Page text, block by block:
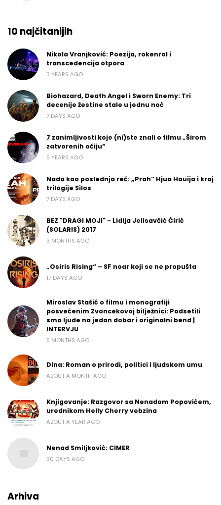
10 najčitanijih
Nikola Vranjković: Poezija, rokenrol i
transcedencija otpora
3 YEARS AGO
Biohazard, Death Angel i Sworn Enemy: Tri
decenije žestine stale u jednu noć
7 DAYS AGO
7 zanimljivosti koje (ni)ste znali o filmu „Širom
zatvorenih očiju“
5 YEARS AGO
Nada kao poslednja reč: „Prah“ Hjua Hauija i kraj
trilogije Silos
7 DAYS AGO
BEZ "DRAGI MOJI" - Lidija Jelisavčić Ćirić
(SOLARIS) 2017
3 MONTHS AGO
„Osiris Rising“ – SF noar koji se ne propušta
17 DAYS AGO
Miroslav Stašić o filmu i monografiji
posvećenim Zvoncekovoj bilježnici: Podsetili
smo ljude na jedan dobar i originalni bend |
INTERVJU
5 MONTHS AGO
Dina: Roman o prirodi, politici i ljudskom umu
ABOUT A MONTH AGO
Knjigovanje: Razgovor sa Nenadom Popovićem,
urednikom Helly Cherry vebzina
ABOUT A YEAR AGO
Nenad Smiljković: CIMER
30 DAYS AGO
Arhiva